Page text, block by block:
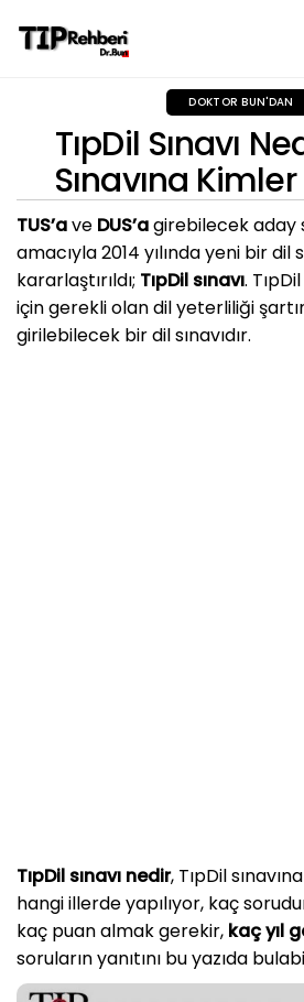
DOKTOR BUN'DAN
TıpDil Sınavı
Sınavına
TUS’ave DUS’agirebilecek aday
amacıyla 2014 yılında yeni bir dil
kararlaştırıldı; TıpDil sınavı.
için gerekli olan dil yeterliliği
girilebilecek bir dil sınavıdır.
TıpDil sınavı nedir, TıpDil
hangi illerde yapılıyor, kaç
kaç puan almak gerekir, kaç yıl
soruların yanıtını bu yazıda